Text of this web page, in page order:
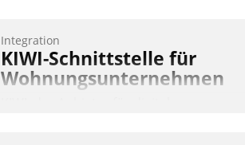
Integration
KIWI-Schnittstelle für
Wohnungsunternehmen